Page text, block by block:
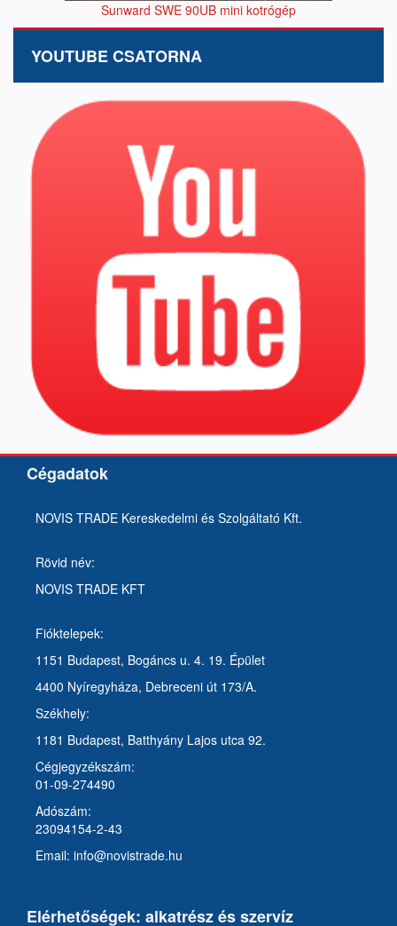
Sunward SWE 90UB mini kotrógép
YOUTUBE CSATORNA
Cégadatok
NOVIS TRADE Kereskedelmi és Szolgáltató Kft.
Rövid név:
NOVIS TRADE KFT
Fióktelepek:
1151 Budapest, Bogáncs u. 4. 19. Épület
4400 Nyíregyháza, Debreceni út 173/A.
Székhely:
1181 Budapest, Batthyány Lajos utca 92.
Cégjegyzékszám:
01-09-274490
Adószám:
23094154-2-43
Email: info@novistrade.hu
Elérhetőségek: alkatrész és szervíz